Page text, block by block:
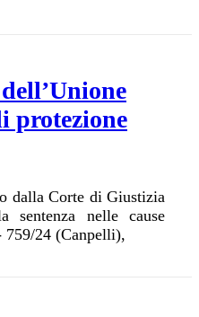
protezione
dalla Corte di Giustizia
sentenza nelle cause
24 (Canpelli),